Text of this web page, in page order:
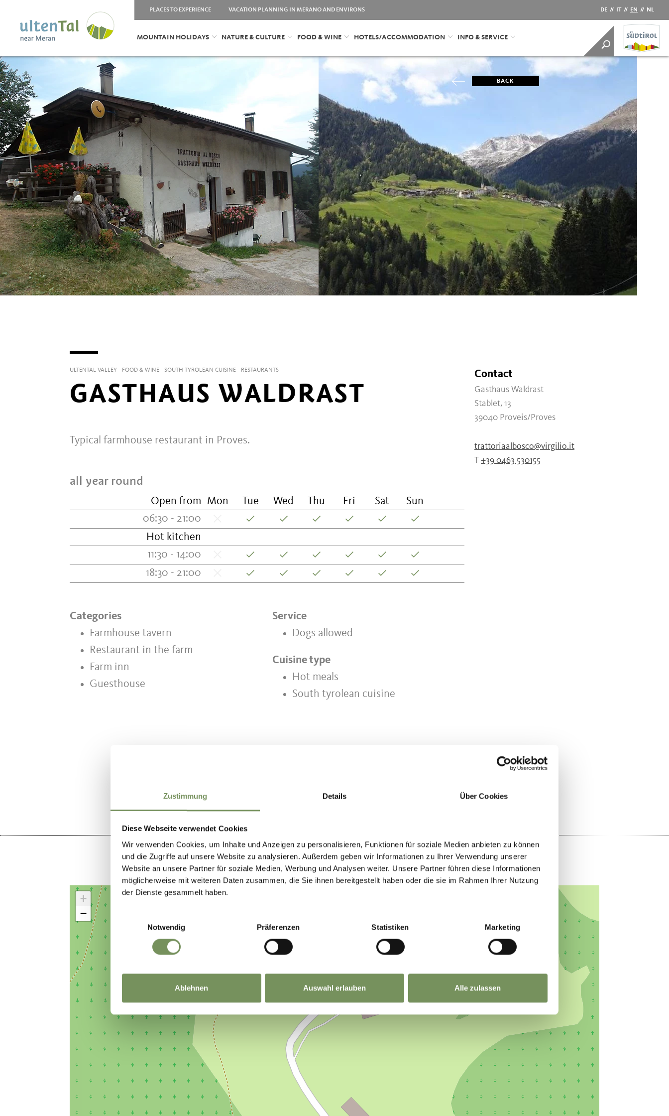
Zustimmung Details Über Cookies
Diese Webseite verwendet Cookies
Wir verwenden Cookies, um Inhalte und Anzeigen zu personalisieren, Funktionen für soziale Medien anbieten zu können
und die Zugriffe auf unsere Website zu analysieren. Außerdem geben wir Informationen zu Ihrer Verwendung unserer
Website an unsere Partner für soziale Medien, Werbung und Analysen weiter. Unsere Partner führen diese Informationen
möglicherweise mit weiteren Daten zusammen, die Sie ihnen bereitgestellt haben oder die sie im Rahmen Ihrer Nutzung
der Dienste gesammelt haben.
Notwendig
Präferenzen Statistiken Marketing
Ablehnen Auswahl erlauben Alle zulassen
PLACES TO EXPERIENCE VACATION PLANNING IN MERANO AND ENVIRONS DE // IT // EN // NL
MOUNTAIN HOLIDAYS NATURE & CULTURE FOOD & WINE HOTELS/ACCOMMODATION INFO & SERVICE
BACK
ULTENTAL VALLEY FOOD & WINE SOUTH TYROLEAN CUISINE RESTAURANTS
GASTHAUS WALDRAST
Typical farmhouse restaurant in Proves.
all year round
Open from Mon Tue Wed Thu Fri Sat
Sun
06:30 - 21:00
Hot kitchen
11:30 - 14:00
18:30 - 21:00
Categories
Farmhouse tavern
Restaurant in the farm
Farm inn
Guesthouse
Service
Dogs allowed
Cuisine type
Hot meals
South tyrolean cuisine
Contact
Gasthaus Waldrast
Stablet, 13
39040 Proveis/Proves
trattoriaalbosco@virgilio.it
T +39 0463 530155
+
−